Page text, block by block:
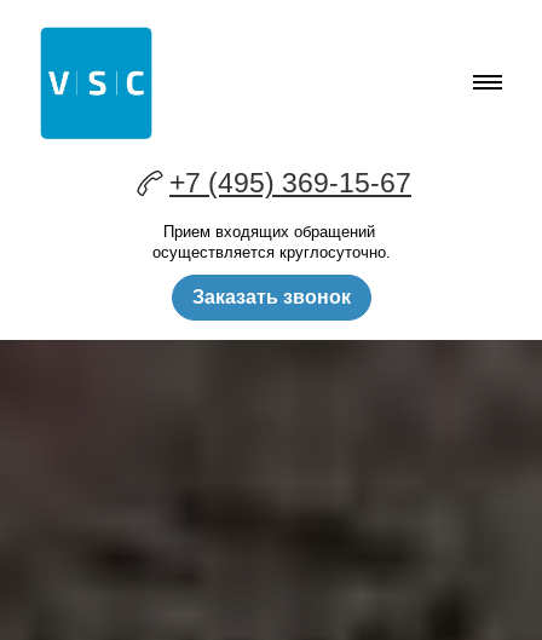
+7 (495) 369-15-67
Прием входящих обращений
осуществляется круглосуточно.
Заказать звонок